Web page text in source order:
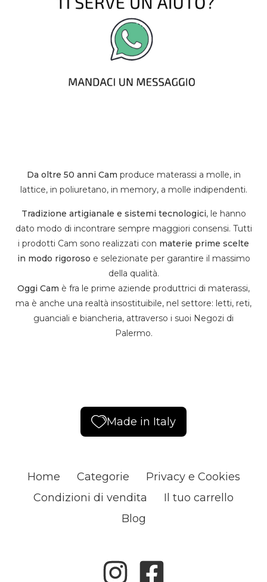
Da oltre 50 anni Cam produce materassi a molle, in
lattice, in poliuretano, in memory, a molle indipendenti.
Tradizione artigianale e sistemi tecnologici, le hanno
dato modo di incontrare sempre maggiori consensi. Tutti
i prodotti Cam sono realizzati con materie prime scelte
in modo rigoroso e selezionate per garantire il massimo
della qualità.
Oggi Cam è fra le prime aziende produttrici di materassi,
ma è anche una realtà insostituibile, nel settore: letti, reti,
guanciali e biancheria, attraverso i suoi Negozi di
Palermo.
Made in Italy
Home Categorie
Privacy e Cookies
Condizioni di vendita
Il tuo carrello
Blog